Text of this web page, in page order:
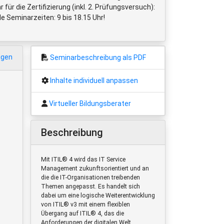
für die Zertifizierung (inkl. 2. Prüfungsversuch):
Seminarzeiten: 9 bis 18.15 Uhr!
Seminarbeschreibung als PDF
Inhalte individuell anpassen
Virtueller Bildungsberater
Beschreibung
Mit ITIL® 4 wird das IT Service
Management zukunftsorientiert und an
die die IT-Organisationen treibenden
Themen angepasst. Es handelt sich
dabei um eine logische Weiterentwicklung
von ITIL® v3 mit einem flexiblen
Übergang auf ITIL® 4, das die
Anforderungen der digitalen Welt